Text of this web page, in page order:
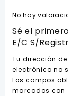
No hay
Sé el
E/C S/
Tu dirección
electrónico no
Los campos
marcados con